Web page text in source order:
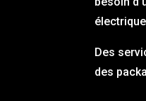
Des
des